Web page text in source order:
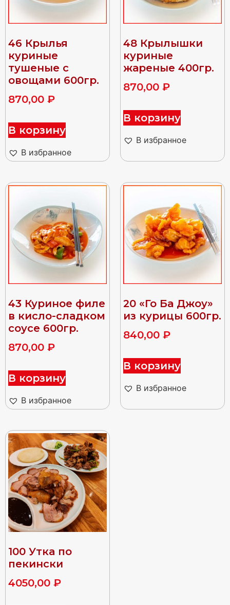
46 Крылья
куриные
тушеные с
овощами 600гр.
870,00 ₽
В корзину
В избранное
48 Крылышки
куриные
жареные 400гр.
870,00 ₽
В корзину
В избранное
43 Куриное филе
в кисло-сладком
соусе 600гр.
870,00 ₽
В корзину
В избранное
20 «Го Ба Джоу»
из курицы 600гр.
840,00 ₽
В корзину
В избранное
100 Утка по
пекински
4050,00 ₽